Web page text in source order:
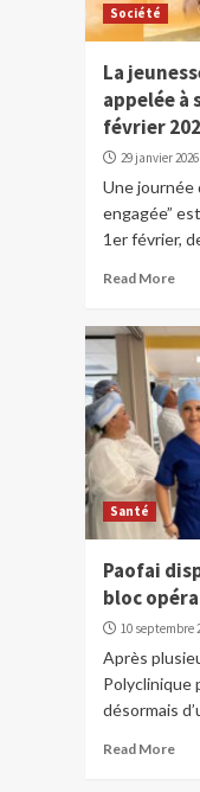
Société
La
appelée à
février
29 janvier 2026
Une journée
engagée”
1er février,
Read More
Santé
Paofai
bloc
10 septembre
Après
Polyclinique
désormais
Read More